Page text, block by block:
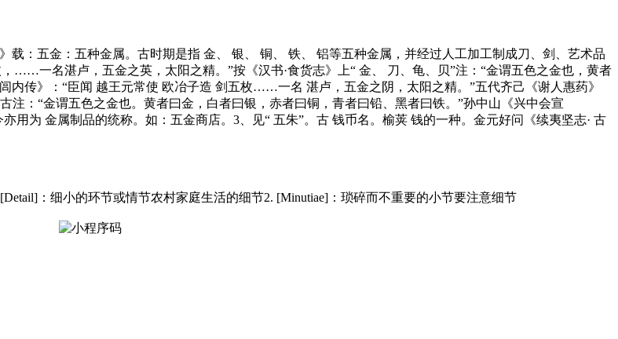
载：五金：五种金属。古时期是指 金、 银、 铜、 铁、 铝等五种金属，并经过人工加工制成刀、剑、艺术品
……一名湛卢，五金之英，太阳之精。”按《汉书·食货志》上“ 金、 刀、龟、贝”注：“金谓五色之金也，黄者
内传》：“臣闻 越王元常使 欧冶子造 剑五枚……一名 湛卢，五金之阴，太阳之精。”五代齐己《谢人惠药》
注：“金谓五色之金也。黄者曰金，白者曰银，赤者曰铜，青者曰铅、黑者曰铁。”孙中山《兴中会宣
用为 金属制品的统称。如：五金商店。3、见“ 五朱”。古 钱币名。榆荚 钱的一种。金元好问《续夷坚志· 古
：细小的环节或情节农村家庭生活的细节2. [Minutiae]：琐碎而不重要的小节要注意细节